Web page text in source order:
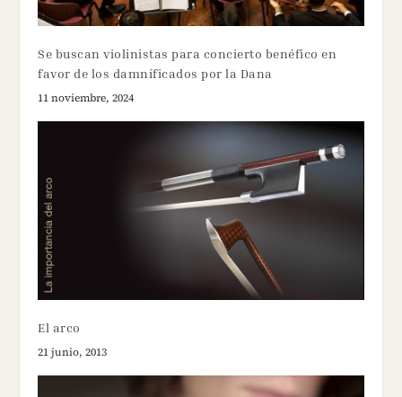
Se buscan violinistas para concierto benéfico en
favor de los damnificados por la Dana
11 noviembre, 2024
El arco
21 junio, 2013